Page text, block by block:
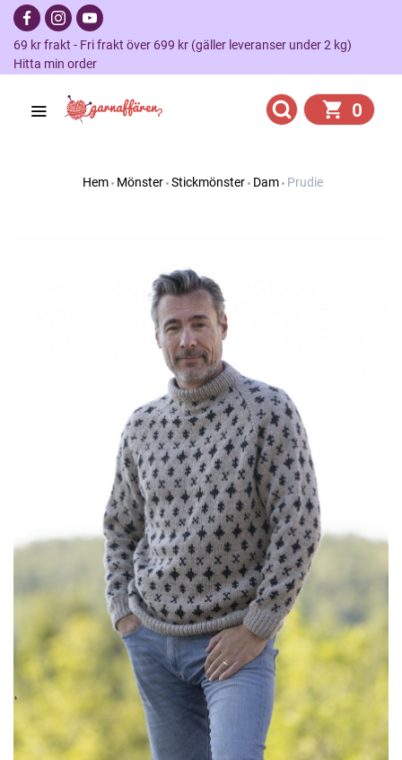
69 kr frakt - Fri frakt över 699 kr (gäller leveranser under 2 kg)
Hitta min order
0
Hem Mönster Stickmönster Dam Prudie